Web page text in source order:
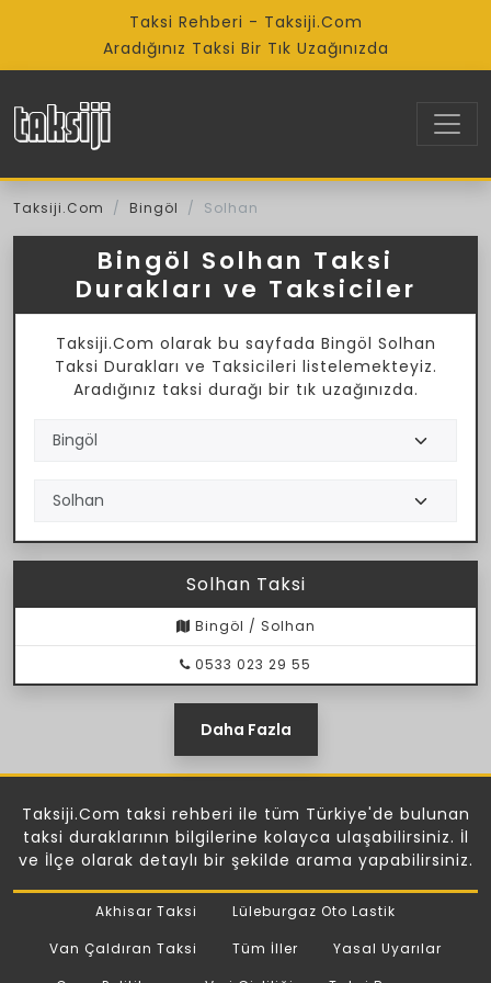
Taksi Rehberi - Taksiji.Com
Aradığınız Taksi Bir Tık Uzağınızda
Taksiji.Com Bingöl Solhan
Bingöl Solhan Taksi
Durakları ve Taksiciler
Taksiji.Com olarak bu sayfada Bingöl Solhan
Taksi Durakları ve Taksicileri listelemekteyiz.
Aradığınız taksi durağı bir tık uzağınızda.
Solhan Taksi
Bingöl / Solhan
0533 023 29 55
Daha Fazla
Taksiji.Com taksi rehberi ile tüm Türkiye'de bulunan
taksi duraklarının bilgilerine kolayca ulaşabilirsiniz. İl
ve İlçe olarak detaylı bir şekilde arama yapabilirsiniz.
Akhisar Taksi
Lüleburgaz Oto Lastik
Van Çaldıran Taksi
Tüm İller
Yasal Uyarılar